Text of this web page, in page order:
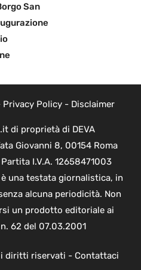
San
Privacy Policy- Disclaimer
di proprietà di DEVA
Giovanni 8, 00154 Roma
I.V.A. 12658471003
una testata giornalistica, in
alcuna periodicità. Non
un prodotto editoriale ai
62 del 07.03.2001
diritti riservati - Contattaci